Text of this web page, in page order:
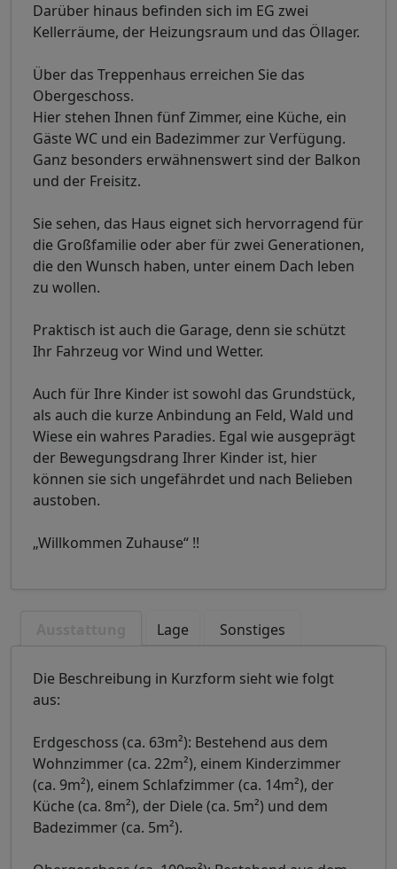
Darüber hinaus befinden sich im EG zwei
Kellerräume, der Heizungsraum und das Öllager.
Über das Treppenhaus erreichen Sie das
Obergeschoss.
Hier stehen Ihnen fünf Zimmer, eine Küche, ein
Gäste WC und ein Badezimmer zur Verfügung.
Ganz besonders erwähnenswert sind der Balkon
und der Freisitz.
Sie sehen, das Haus eignet sich hervorragend für
die Großfamilie oder aber für zwei Generationen,
die den Wunsch haben, unter einem Dach leben
zu wollen.
Praktisch ist auch die Garage, denn sie schützt
Ihr Fahrzeug vor Wind und Wetter.
Auch für Ihre Kinder ist sowohl das Grundstück,
als auch die kurze Anbindung an Feld, Wald und
Wiese ein wahres Paradies. Egal wie ausgeprägt
der Bewegungsdrang Ihrer Kinder ist, hier
können sie sich ungefährdet und nach Belieben
austoben.
„Willkommen Zuhause“ !!
Lage Sonstiges
Die Beschreibung in Kurzform sieht wie folgt
aus:
Erdgeschoss (ca. 63m²): Bestehend aus dem
Wohnzimmer (ca. 22m²), einem Kinderzimmer
(ca. 9m²), einem Schlafzimmer (ca. 14m²), der
Küche (ca. 8m²), der Diele (ca. 5m²) und dem
Badezimmer (ca. 5m²).